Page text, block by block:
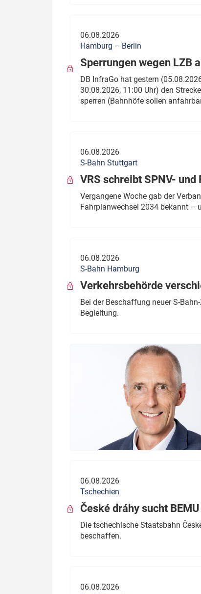
Thema des Monats
Dossier: Generalsanierung
Dossier: ETCS
Dossier:
06.08.2026
Hamburg – Berlin
Sperrungen wegen LZB
DB InfraGo hat gestern
30.08.2026, 11:00 Uhr) den
sperren (Bahnhöfe sollen
06.08.2026
S-Bahn Stuttgart
VRS schreibt SPNV-
Vergangene Woche gab der
Fahrplanwechsel 2034 bekannt –
06.08.2026
S-Bahn Hamburg
Verkehrsbehörde
Bei der Beschaffung neuer S-
Begleitung.
06.08.2026
Tschechien
České dráhy sucht
Die tschechische Staatsbahn
beschaffen.
06.08.2026